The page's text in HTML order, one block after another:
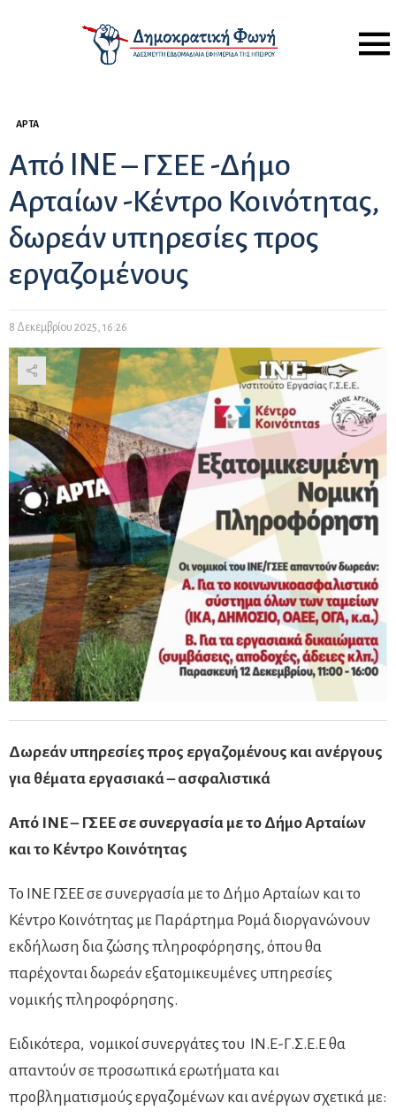
Menu
ΆΡΤΑ
Από INE – ΓΣΕΕ -Δήμο
Αρταίων -Κέντρο Κοινότητας,
δωρεάν υπηρεσίες προς
εργαζομένους
8 Δεκεμβρίου 2025, 16:26
Δωρεάν υπηρεσίες προς εργαζομένους και ανέργους
για θέματα εργασιακά – ασφαλιστικά
Από INE – ΓΣΕΕ σε συνεργασία με το Δήμο Αρταίων
και το Κέντρο Κοινότητας
To INE ΓΣΕΕ σε συνεργασία με το Δήμο Αρταίων και το
Κέντρο Κοινότητας με Παράρτημα Ρομά διοργανώνουν
εκδήλωση δια ζώσης πληροφόρησης, όπου θα
παρέχονται δωρεάν εξατομικευμένες υπηρεσίες
νομικής πληροφόρησης.
Ειδικότερα, νομικοί συνεργάτες του ΙΝ.Ε-Γ.Σ.Ε.Ε θα
απαντούν σε προσωπικά ερωτήματα και
προβληματισμούς εργαζομένων και ανέργων σχετικά με: